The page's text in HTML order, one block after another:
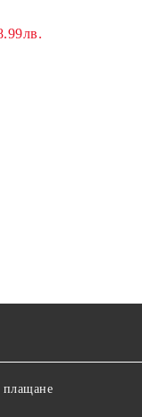
плащане